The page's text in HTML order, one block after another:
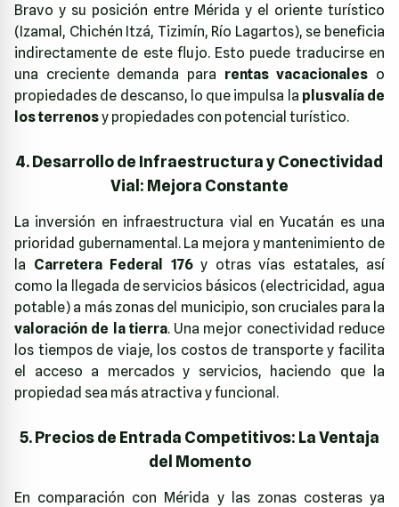
Bravo y su posición entre Mérida y el oriente turístico
(Izamal, Chichén Itzá, Tizimín, Río Lagartos), se beneficia
indirectamente de este flujo. Esto puede traducirse en
una creciente demanda para rentas vacacionales o
propiedades de descanso, lo que impulsa la plusvalía de
los terrenosy propiedades con potencial turístico.
4. Desarrollo de Infraestructura y Conectividad
Vial: Mejora Constante
La inversión en infraestructura vial en Yucatán es una
prioridad gubernamental. La mejora y mantenimiento de
la Carretera Federal 176y otras vías estatales, así
como la llegada de servicios básicos (electricidad, agua
potable) a más zonas del municipio, son cruciales para la
valoración de la tierra. Una mejor conectividad reduce
los tiempos de viaje, los costos de transporte y facilita
el acceso a mercados y servicios, haciendo que la
propiedad sea más atractiva y funcional.
5. Precios de Entrada Competitivos: La Ventaja
del Momento
En comparación con Mérida y las zonas costeras ya